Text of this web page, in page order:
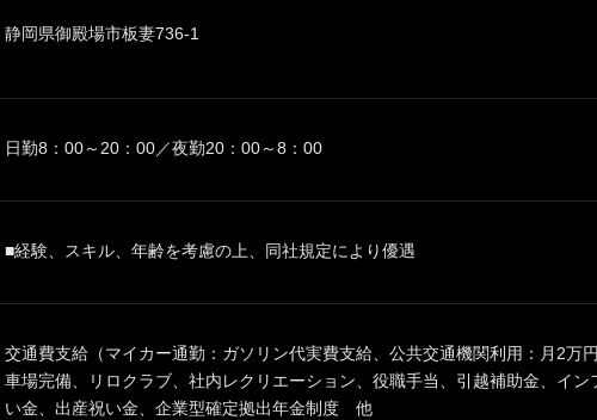
静岡県御殿場市板妻736-1
日勤8：00～20：00／夜勤20：00～8：00
■経験、スキル、年齢を考慮の上、同社規定により優遇
交通費支給（マイカー通勤：ガソリン代実費支給、公共交通機関利用：月2万
車場完備、リロクラブ、社内レクリエーション、役職手当、引越補助金、イ
い金、出産祝い金、企業型確定拠出年金制度 他